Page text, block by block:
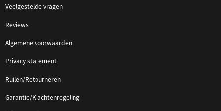
Veelgestelde vragen
Reviews
Algemene voorwaarden
Privacy statement
Ruilen/Retourneren
Garantie/Klachtenregeling